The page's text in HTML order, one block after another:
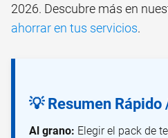
2026. Descubre más en
ahorrar en tus servicios.
💡 Resumen
Al grano: Elegir el pack de